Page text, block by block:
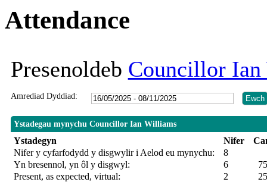
Attendance
Presenoldeb Councillor
Amrediad Dyddiad:
Ystadegau mynychu Councillor Ian Williams
Ystadegyn Nifer
Nifer y cyfarfodydd y disgwylir i Aelod eu mynychu:
8
Yn bresennol, yn ôl y disgwyl:
6
Present, as expected, virtual:
2